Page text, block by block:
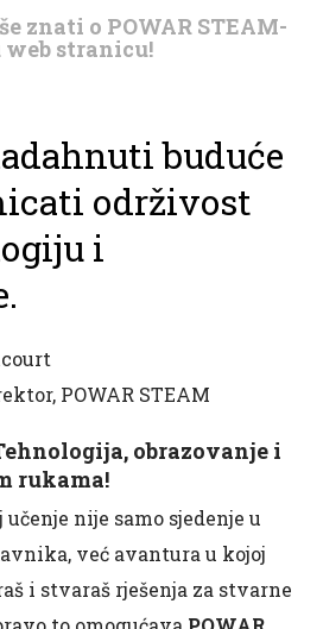
znati o POWAR STEAM-
stranicu!
buduće
održivost
i
, POWAR STEAM
obrazovanje i
rukama!
nije samo sjedenje u
već avantura u kojoj
i stvaraš rješenja za stvarne